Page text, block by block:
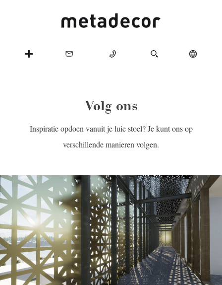
Volg ons
Inspiratie opdoen vanuit je luie stoel? Je kunt ons op
verschillende manieren volgen.